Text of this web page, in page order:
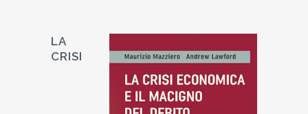
LA
CRISI